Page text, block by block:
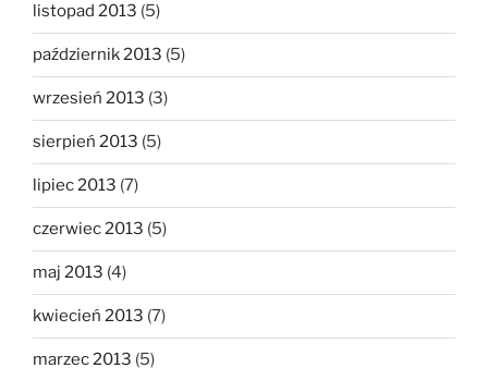
listopad 2013 (5)
październik 2013 (5)
wrzesień 2013 (3)
sierpień 2013 (5)
lipiec 2013 (7)
czerwiec 2013 (5)
maj 2013 (4)
kwiecień 2013 (7)
marzec 2013 (5)